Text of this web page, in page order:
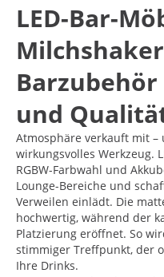
LED-Bar-
und
Atmosphäre verkauft mit
wirkungsvolles Werkzeug.
RGBW-Farbwahl und
Lounge-Bereiche und
Verweilen einlädt. Die
hochwertig, während der
Platzierung eröffnet. So
stimmiger Treffpunkt, der
Ihre Drinks.